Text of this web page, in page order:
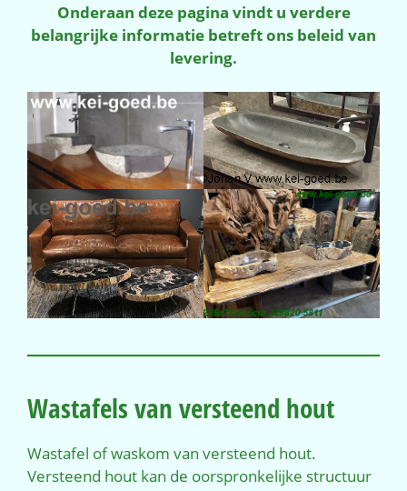
Onderaan deze pagina vindt u verdere
belangrijke informatie betreft ons beleid van
levering.
Wastafels van versteend hout
Wastafel of waskom van versteend hout.
Versteend hout kan de oorspronkelijke structuur